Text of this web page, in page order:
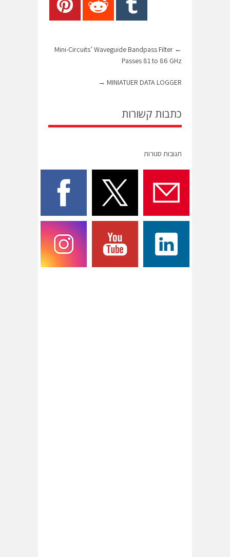
←
Mini-Circuits’ Waveguide Bandpass Filter
Passes 81 to 86 GHz
MINIATUER DATA LOGGER
→
כתבות קשורות
תגובות סגורות